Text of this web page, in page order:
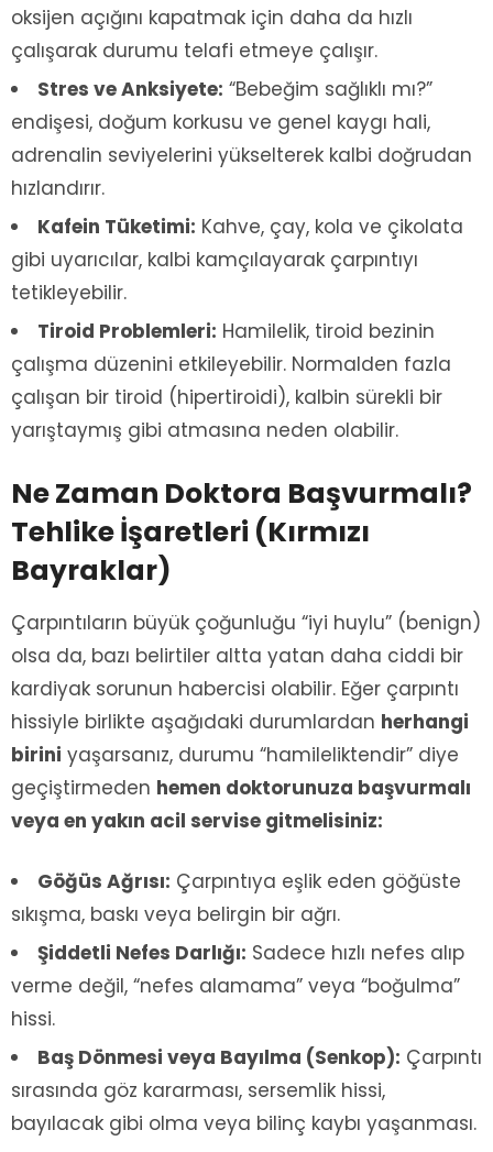
oksijen açığını kapatmak için daha da hızlı
çalışarak durumu telafi etmeye çalışır.
Stres ve Anksiyete: “Bebeğim sağlıklı mı?”
endişesi, doğum korkusu ve genel kaygı hali,
adrenalin seviyelerini yükselterek kalbi doğrudan
hızlandırır.
Kafein Tüketimi: Kahve, çay, kola ve çikolata
gibi uyarıcılar, kalbi kamçılayarak çarpıntıyı
tetikleyebilir.
Tiroid Problemleri: Hamilelik, tiroid bezinin
çalışma düzenini etkileyebilir. Normalden fazla
çalışan bir tiroid (hipertiroidi), kalbin sürekli bir
yarıştaymış gibi atmasına neden olabilir.
Ne Zaman Doktora Başvurmalı?
Tehlike İşaretleri (Kırmızı
Bayraklar)
Çarpıntıların büyük çoğunluğu “iyi huylu” (benign)
olsa da, bazı belirtiler altta yatan daha ciddi bir
kardiyak sorunun habercisi olabilir. Eğer çarpıntı
hissiyle birlikte aşağıdaki durumlardan herhangi
birini yaşarsanız, durumu “hamileliktendir” diye
geçiştirmeden hemen doktorunuza başvurmalı
veya en yakın acil servise gitmelisiniz:
Göğüs Ağrısı: Çarpıntıya eşlik eden göğüste
sıkışma, baskı veya belirgin bir ağrı.
Şiddetli Nefes Darlığı: Sadece hızlı nefes alıp
verme değil, “nefes alamama” veya “boğulma”
hissi.
Baş Dönmesi veya Bayılma (Senkop): Çarpıntı
sırasında göz kararması, sersemlik hissi,
bayılacak gibi olma veya bilinç kaybı yaşanması.